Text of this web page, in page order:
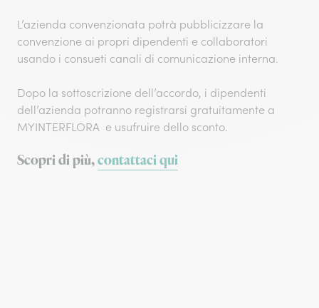
L’azienda convenzionata potrà pubblicizzare la
convenzione ai propri dipendenti e collaboratori
usando i consueti canali di comunicazione interna.
Dopo la sottoscrizione dell’accordo, i dipendenti
dell’azienda potranno registrarsi gratuitamente a
MYINTERFLORA e usufruire dello sconto.
Scopri di più,contattaci qui